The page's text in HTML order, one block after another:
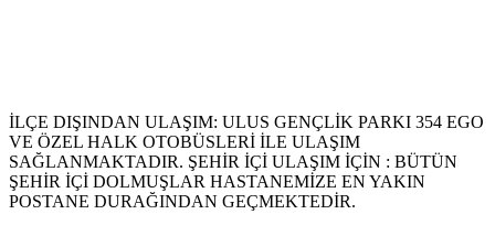
İLÇE DIŞINDAN ULAŞIM: ULUS GENÇLİK PARKI 354 EGO
VE ÖZEL HALK OTOBÜSLERİ İLE ULAŞIM
SAĞLANMAKTADIR. ŞEHİR İÇİ ULAŞIM İÇİN : BÜTÜN
ŞEHİR İÇİ DOLMUŞLAR HASTANEMİZE EN YAKIN
POSTANE DURAĞINDAN GEÇMEKTEDİR.